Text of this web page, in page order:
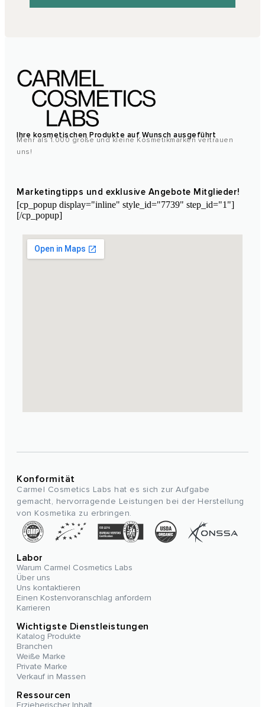
Ihre kosmetischen Produkte auf Wunsch ausgeführt
Mehr als 1.000 große und kleine Kosmetikmarken vertrauen
uns!
Marketingtipps und exklusive Angebote Mitglieder!
[cp_popup display="inline" style_id="7739" step_id="1"]
[/cp_popup]
Konformität
Carmel Cosmetics Labs hat es sich zur Aufgabe
gemacht, hervorragende Leistungen bei der Herstellung
von Kosmetika zu erbringen.
Labor
Warum Carmel Cosmetics Labs
Über uns
Uns kontaktieren
Einen Kostenvoranschlag anfordern
Karrieren
Wichtigste Dienstleistungen
Katalog Produkte
Branchen
Weiße Marke
Private Marke
Verkauf in Massen
Ressourcen
Erzieherischer Inhalt